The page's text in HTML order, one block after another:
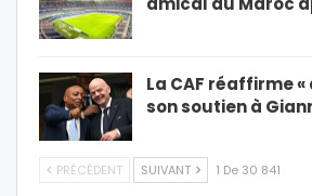
La CAF réaffirme «
son soutien à
PRÉCÉDENT SUIVANT 1 De 30 841